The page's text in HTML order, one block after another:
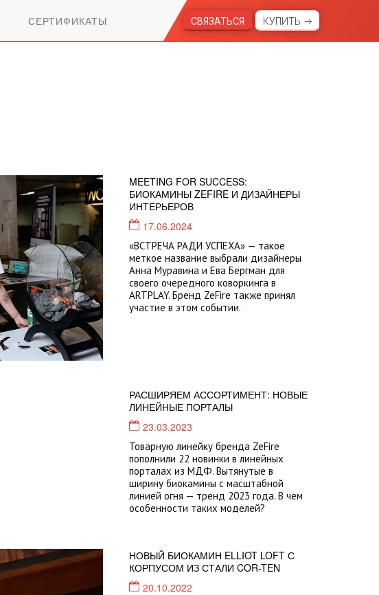
СЕРТИФИКАТЫ КУПИТЬ
СВЯЗАТЬСЯ
MEETING FOR SUCCESS:
БИОКАМИНЫ ZEFIRE И ДИЗАЙНЕРЫ
ИНТЕРЬЕРОВ
17.06.2024
«ВСТРЕЧА РАДИ УСПЕХА» — такое
меткое название выбрали дизайнеры
Анна Муравина и Ева Бергман для
своего очередного коворкинга в
ARTPLAY. Бренд ZeFire также принял
участие в этом событии.
РАСШИРЯЕМ АССОРТИМЕНТ: НОВЫЕ
ЛИНЕЙНЫЕ ПОРТАЛЫ
23.03.2023
Товарную линейку бренда ZeFire
пополнили 22 новинки в линейных
порталах из МДФ. Вытянутые в
ширину биокамины с масштабной
линией огня — тренд 2023 года. В чем
особенности таких моделей?
НОВЫЙ БИОКАМИН ELLIOT LOFT С
КОРПУСОМ ИЗ СТАЛИ COR-TEN
20.10.2022